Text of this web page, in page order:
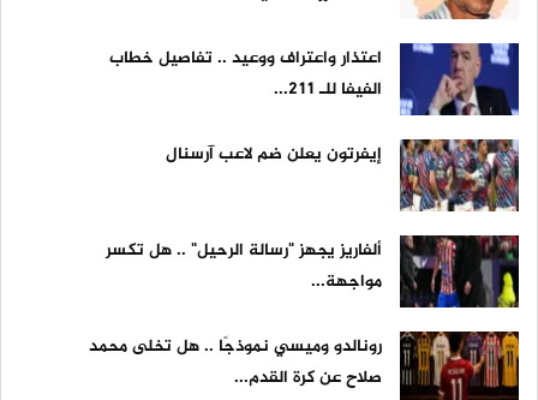
اعتذار واعتراف ووعيد .. تفاصيل خطاب
الفيفا للـ 211...
إيفرتون يعلن ضم لاعب آرسنال
ألفاريز يجهز "رسالة الرحيل" .. هل تكسر
مواجهة...
رونالدو وميسي نموذجًا .. هل تخلى محمد
صلاح عن كرة القدم...